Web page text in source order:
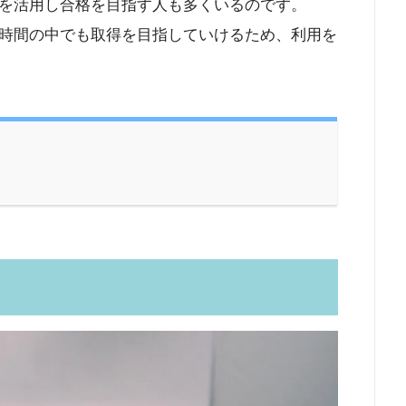
用し合格を目指す人も多くいるのです。
間の中でも取得を目指していけるため、利用を